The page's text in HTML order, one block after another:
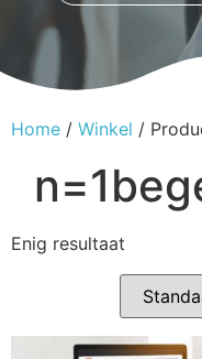
Home / Winkel /
Enig resultaat